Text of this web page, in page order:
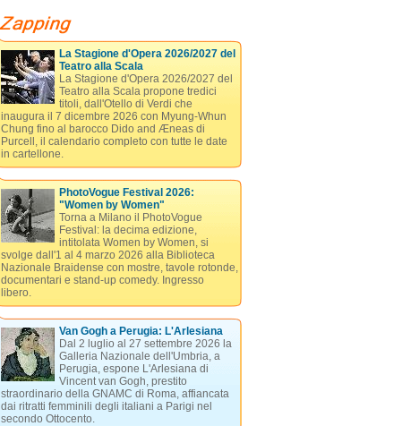
La Stagione d'Opera 2026/2027 del
Teatro alla Scala
La Stagione d'Opera 2026/2027 del
Teatro alla Scala propone tredici
titoli, dall'Otello di Verdi che
inaugura il 7 dicembre 2026 con Myung-Whun
Chung fino al barocco Dido and Æneas di
Purcell, il calendario completo con tutte le date
in cartellone.
PhotoVogue Festival 2026:
"Women by Women"
Torna a Milano il PhotoVogue
Festival: la decima edizione,
intitolata Women by Women, si
svolge dall'1 al 4 marzo 2026 alla Biblioteca
Nazionale Braidense con mostre, tavole rotonde,
documentari e stand-up comedy. Ingresso
libero.
Van Gogh a Perugia: L'Arlesiana
Dal 2 luglio al 27 settembre 2026 la
Galleria Nazionale dell'Umbria, a
Perugia, espone L'Arlesiana di
Vincent van Gogh, prestito
straordinario della GNAMC di Roma, affiancata
dai ritratti femminili degli italiani a Parigi nel
secondo Ottocento.